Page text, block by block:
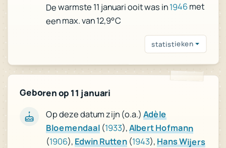
De warmste 11 januari ooit was in1946met
een max. van 12,9°C
statistieken
Geboren op 11 januari
Op deze datum zijn (o.a.)Adèle
Bloemendaal (1933),Albert Hofmann
(1906),Edwin Rutten(1943), Hans Wijers